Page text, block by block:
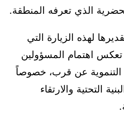
الذي تعرفه المنطقة.
لهذه الزيارة التي
تعكس اهتمام المسؤولين
التنموية عن قرب، خصوصاً
التحتية والارتقاء